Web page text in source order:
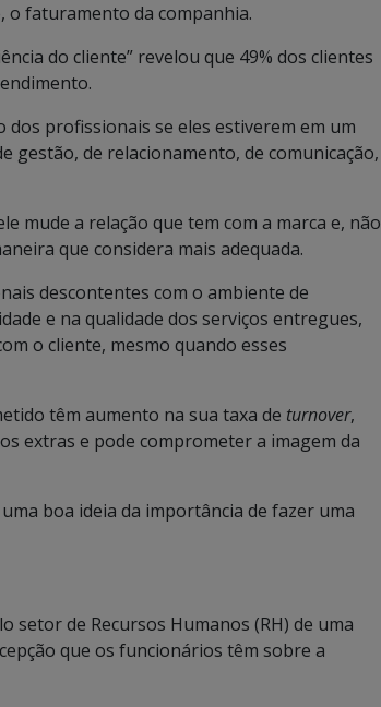
o faturamento da companhia.
do cliente” revelou que 49% dos clientes
profissionais se eles estiverem em um
de relacionamento, de comunicação,
mude a relação que tem com a marca e, não
que considera mais adequada.
descontentes com o ambiente de
e na qualidade dos serviços entregues,
o cliente, mesmo quando esses
têm aumento na sua taxa de turnover,
extras e pode comprometer a imagem da
boa ideia da importância de fazer uma
setor de Recursos Humanos (RH) de uma
que os funcionários têm sobre a